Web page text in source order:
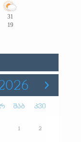
31
19
შაბ კვი
1 2